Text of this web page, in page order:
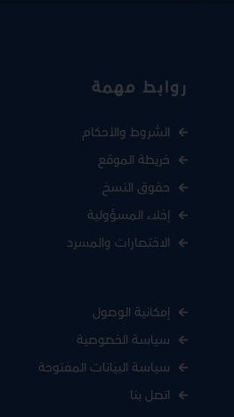
روابط مهمة
الشروط والأحكام
خريطة الموقع
حقوق النسخ
إخلاء المسؤولية
الاختصارات والمسرد
إمكانية الوصول
سياسة الخصوصية
سياسة البيانات المفتوحة
اتصل بنا